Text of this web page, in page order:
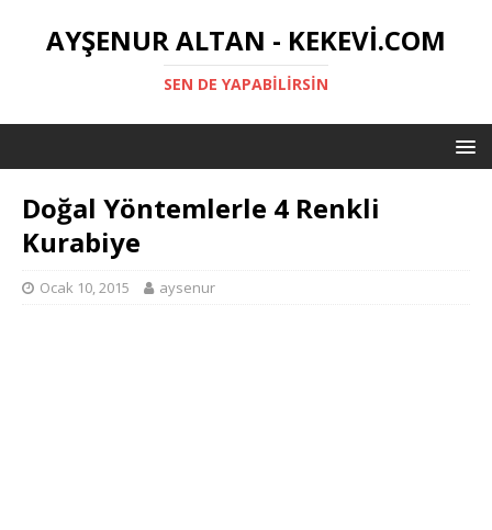
AYŞENUR ALTAN - KEKEVI.COM
SEN DE YAPABILIRSIN
Doğal Yöntemlerle 4 Renkli
Kurabiye
Ocak 10, 2015 aysenur